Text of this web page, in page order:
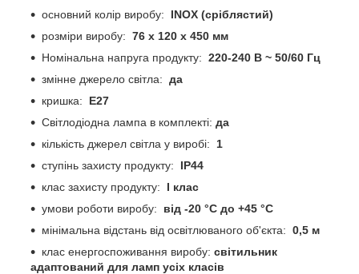
основний колір виробу: INOX (сріблястий)
розміри виробу: 76 х 120 х 450 мм
Номінальна напруга продукту: 220-240 В ~ 50/60 Гц
змінне джерело світла: да
кришка: E27
Світлодіодна лампа в комплекті: да
кількість джерел світла у виробі: 1
ступінь захисту продукту:
IP44
клас захисту продукту: I клас
умови роботи виробу: від -20 °C до +45 °C
мінімальна відстань від освітлюваного об'єкта: 0,5 м
клас енергоспоживання виробу: світильник
адаптований для ламп усіх класів